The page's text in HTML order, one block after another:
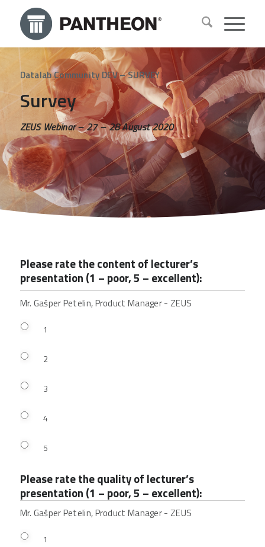
Datalab Community DEV – SURVEY
Survey
ZEUS Webinar – 27 – 28 August 2020
Please rate the content of lecturer’s
presentation (1 – poor, 5 – excellent):
Mr. Gašper Petelin, Product Manager - ZEUS
1
2
3
4
5
Please rate the quality of lecturer’s
presentation (1 – poor, 5 – excellent):
Mr. Gašper Petelin, Product Manager - ZEUS
1